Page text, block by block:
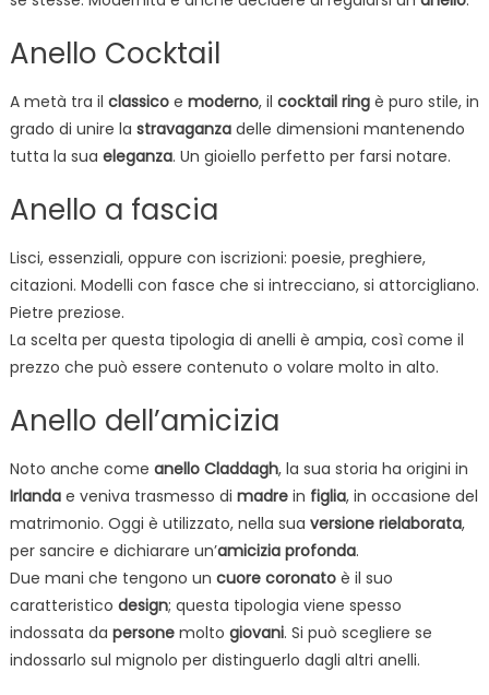
Anello Cocktail
A metà tra il classicoe moderno, il cocktail ringè puro stile, in
grado di unire la stravaganzadelle dimensioni mantenendo
tutta la sua eleganza. Un gioiello perfetto per farsi notare.
Anello a fascia
Lisci, essenziali, oppure con iscrizioni: poesie, preghiere,
citazioni. Modelli con fasce che si intrecciano, si attorcigliano.
Pietre preziose.
La scelta per questa tipologia di anelli è ampia, così come il
prezzo che può essere contenuto o volare molto in alto.
Anello dell’amicizia
Noto anche come anello Claddagh, la sua storia ha origini in
Irlandae veniva trasmesso di madrein figlia, in occasione del
matrimonio. Oggi è utilizzato, nella sua versione rielaborata,
per sancire e dichiarare un’amicizia profonda.
Due mani che tengono un cuore coronatoè il suo
caratteristico design; questa tipologia viene spesso
indossata da personemolto giovani. Si può scegliere se
indossarlo sul mignolo per distinguerlo dagli altri anelli.